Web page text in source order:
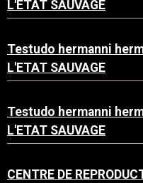
L'ETAT SAUVAGE
Testudo hermanni
L'ETAT SAUVAGE
Testudo hermanni
L'ETAT SAUVAGE
CENTRE DE